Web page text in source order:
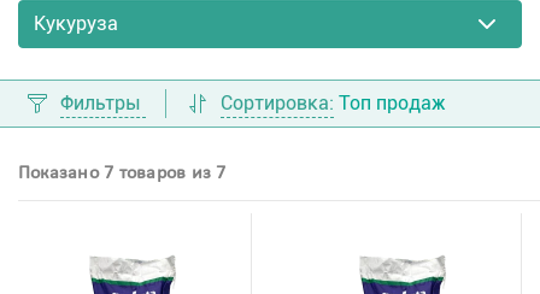
Фильтры Сортировка: Топ продаж
Показано 7 товаров из 7